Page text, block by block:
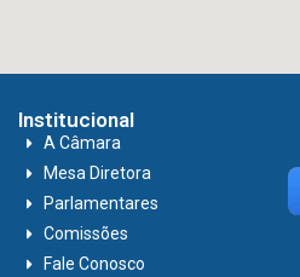
Institucional
A Câmara
Mesa Diretora
Parlamentares
Comissões
Fale Conosco